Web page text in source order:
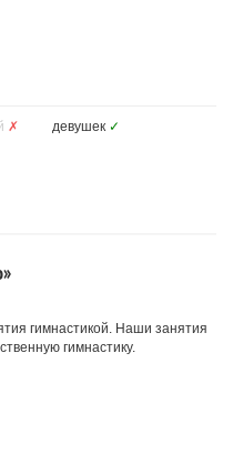
✗ девушек ✓
гимнастикой. Наши занятия
гимнастику.